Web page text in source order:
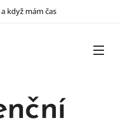
když mám čas